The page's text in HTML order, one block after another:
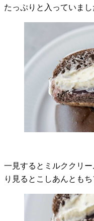
たっぷりと入っていまし
一見するとミルククリ
り見るとこしあんとも